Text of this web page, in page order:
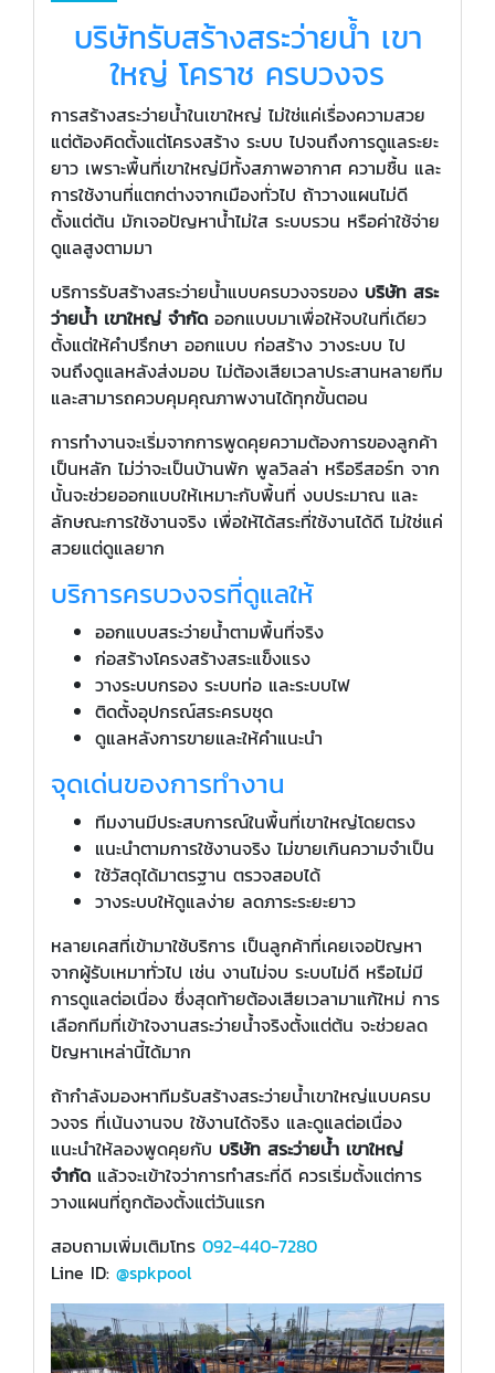
บริษัทรับสร้างสระว่ายน้ำ เขา
ใหญ่ โคราช ครบวงจร
การสร้างสระว่ายน้ำในเขาใหญ่ ไม่ใช่แค่เรื่องความสวย
แต่ต้องคิดตั้งแต่โครงสร้าง ระบบ ไปจนถึงการดูแลระยะ
ยาว เพราะพื้นที่เขาใหญ่มีทั้งสภาพอากาศ ความชื้น และ
การใช้งานที่แตกต่างจากเมืองทั่วไป ถ้าวางแผนไม่ดี
ตั้งแต่ต้น มักเจอปัญหาน้ำไม่ใส ระบบรวน หรือค่าใช้จ่าย
ดูแลสูงตามมา
บริการรับสร้างสระว่ายน้ำแบบครบวงจรของ บริษัท สระ
ว่ายน้ำ เขาใหญ่ จำกัด ออกแบบมาเพื่อให้จบในที่เดียว
ตั้งแต่ให้คำปรึกษา ออกแบบ ก่อสร้าง วางระบบ ไป
จนถึงดูแลหลังส่งมอบ ไม่ต้องเสียเวลาประสานหลายทีม
และสามารถควบคุมคุณภาพงานได้ทุกขั้นตอน
การทำงานจะเริ่มจากการพูดคุยความต้องการของลูกค้า
เป็นหลัก ไม่ว่าจะเป็นบ้านพัก พูลวิลล่า หรือรีสอร์ท จาก
นั้นจะช่วยออกแบบให้เหมาะกับพื้นที่ งบประมาณ และ
ลักษณะการใช้งานจริง เพื่อให้ได้สระที่ใช้งานได้ดี ไม่ใช่แค่
สวยแต่ดูแลยาก
บริการครบวงจรที่ดูแลให้
ออกแบบสระว่ายน้ำตามพื้นที่จริง
ก่อสร้างโครงสร้างสระแข็งแรง
วางระบบกรอง ระบบท่อ และระบบไฟ
ติดตั้งอุปกรณ์สระครบชุด
ดูแลหลังการขายและให้คำแนะนำ
จุดเด่นของการทำงาน
ทีมงานมีประสบการณ์ในพื้นที่เขาใหญ่โดยตรง
แนะนำตามการใช้งานจริง ไม่ขายเกินความจำเป็น
ใช้วัสดุได้มาตรฐาน ตรวจสอบได้
วางระบบให้ดูแลง่าย ลดภาระระยะยาว
หลายเคสที่เข้ามาใช้บริการ เป็นลูกค้าที่เคยเจอปัญหา
จากผู้รับเหมาทั่วไป เช่น งานไม่จบ ระบบไม่ดี หรือไม่มี
การดูแลต่อเนื่อง ซึ่งสุดท้ายต้องเสียเวลามาแก้ใหม่ การ
เลือกทีมที่เข้าใจงานสระว่ายน้ำจริงตั้งแต่ต้น จะช่วยลด
ปัญหาเหล่านี้ได้มาก
ถ้ากำลังมองหาทีมรับสร้างสระว่ายน้ำเขาใหญ่แบบครบ
วงจร ที่เน้นงานจบ ใช้งานได้จริง และดูแลต่อเนื่อง
แนะนำให้ลองพูดคุยกับ บริษัท สระว่ายน้ำ เขาใหญ่
จำกัด แล้วจะเข้าใจว่าการทำสระที่ดี ควรเริ่มตั้งแต่การ
วางแผนที่ถูกต้องตั้งแต่วันแรก
สอบถามเพิ่มเติมโทร 092-440-7280
Line ID: @spkpool